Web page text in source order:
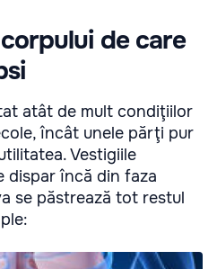
de care
atât de mult condiţiilor
încât unele părţi pur
Vestigiile
dispar încă din faza
se păstrează tot restul